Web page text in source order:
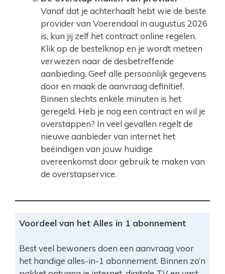
Vanaf dat je achterhaalt hebt wie de beste
provider van Voerendaal in augustus 2026
is, kun jij zelf het contract online regelen.
Klik op de bestelknop en je wordt meteen
verwezen naar de desbetreffende
aanbieding. Geef alle persoonlijk gegevens
door en maak de aanvraag definitief.
Binnen slechts enkele minuten is het
geregeld. Heb je nog een contract en wil je
overstappen? In veel gevallen regelt de
nieuwe aanbieder van internet het
beëindigen van jouw huidige
overeenkomst door gebruik te maken van
de overstapservice.
Voordeel van het Alles in 1 abonnement
Best veel bewoners doen een aanvraag voor
het handige alles-in-1 abonnement. Binnen zo’n